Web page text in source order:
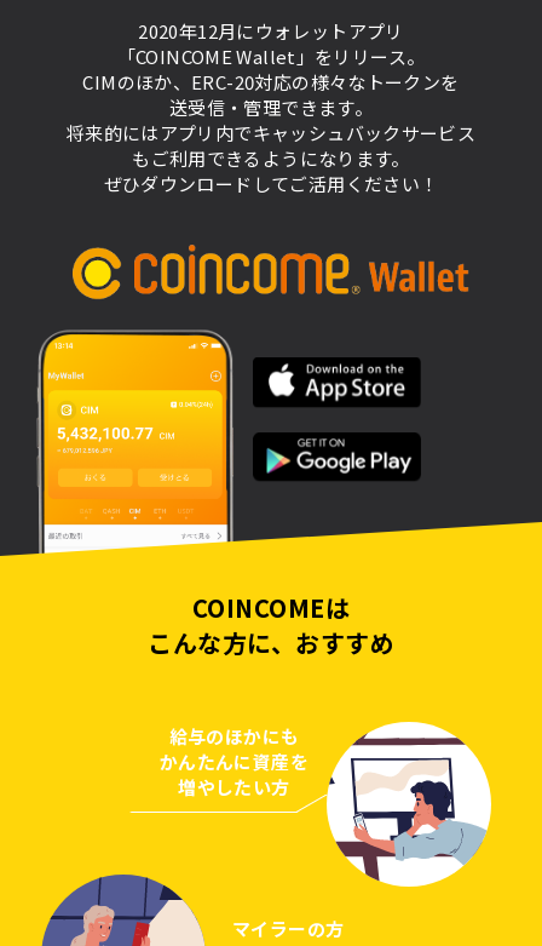
2020年12月にウォレットアプリ
「COINCOME Wallet」をリリース。
CIMのほか、ERC-20対応の様々なトークンを
送受信・管理できます。
将来的にはアプリ内でキャッシュバックサービス
もご利用できるようになります。
ぜひダウンロードしてご活用ください！
COINCOMEは
こんな方に、おすすめ